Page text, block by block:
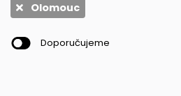
Olomouc
Doporučujeme